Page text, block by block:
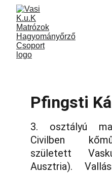
Pfingsti
3. osztályú
Civilben
született
Ausztria).